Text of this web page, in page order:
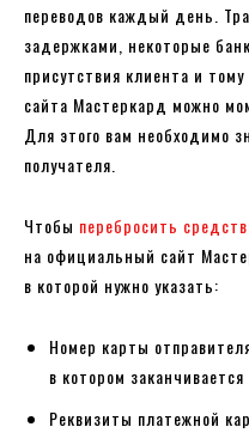
переводов каждый день.
задержками, некоторые
присутствия клиента и
сайта Мастеркард можно
Для этого вам необходимо
получателя.
Чтобы перебросить
на официальный сайт
в которой нужно указать:
Номер карты
в котором
Реквизиты платежной